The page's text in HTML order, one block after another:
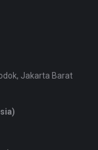
Jakarta Barat